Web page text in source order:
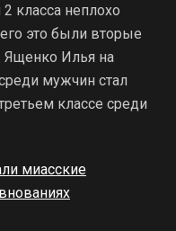
класса неплохо
это были вторые
Ященко Илья на
мужчин стал
классе среди